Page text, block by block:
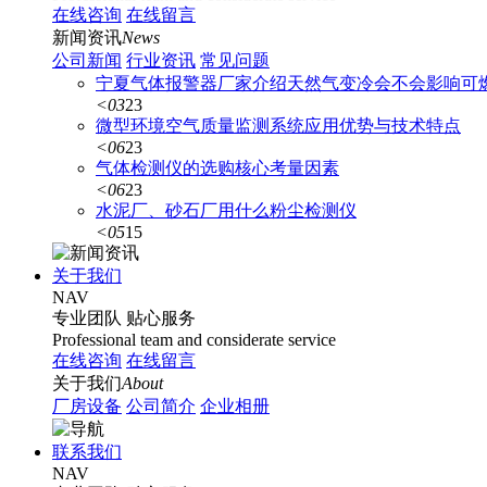
在线咨询 在线留言
新闻资讯News
公司新闻 行业资讯 常见问题
宁夏气体报警器厂家介绍天然气变冷会不会影响可
<0323
微型环境空气质量监测系统应用优势与技术特点
<0623
气体检测仪的选购核心考量因素
<0623
水泥厂、砂石厂用什么粉尘检测仪
<0515
关于我们
NAV
专业团队 贴心服务
Professional team and considerate service
在线咨询 在线留言
关于我们About
厂房设备 公司简介 企业相册
联系我们
NAV